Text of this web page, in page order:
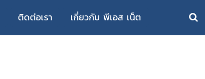
ติดต่อเรา เกี่ยวกับ พีเอส เน็ต